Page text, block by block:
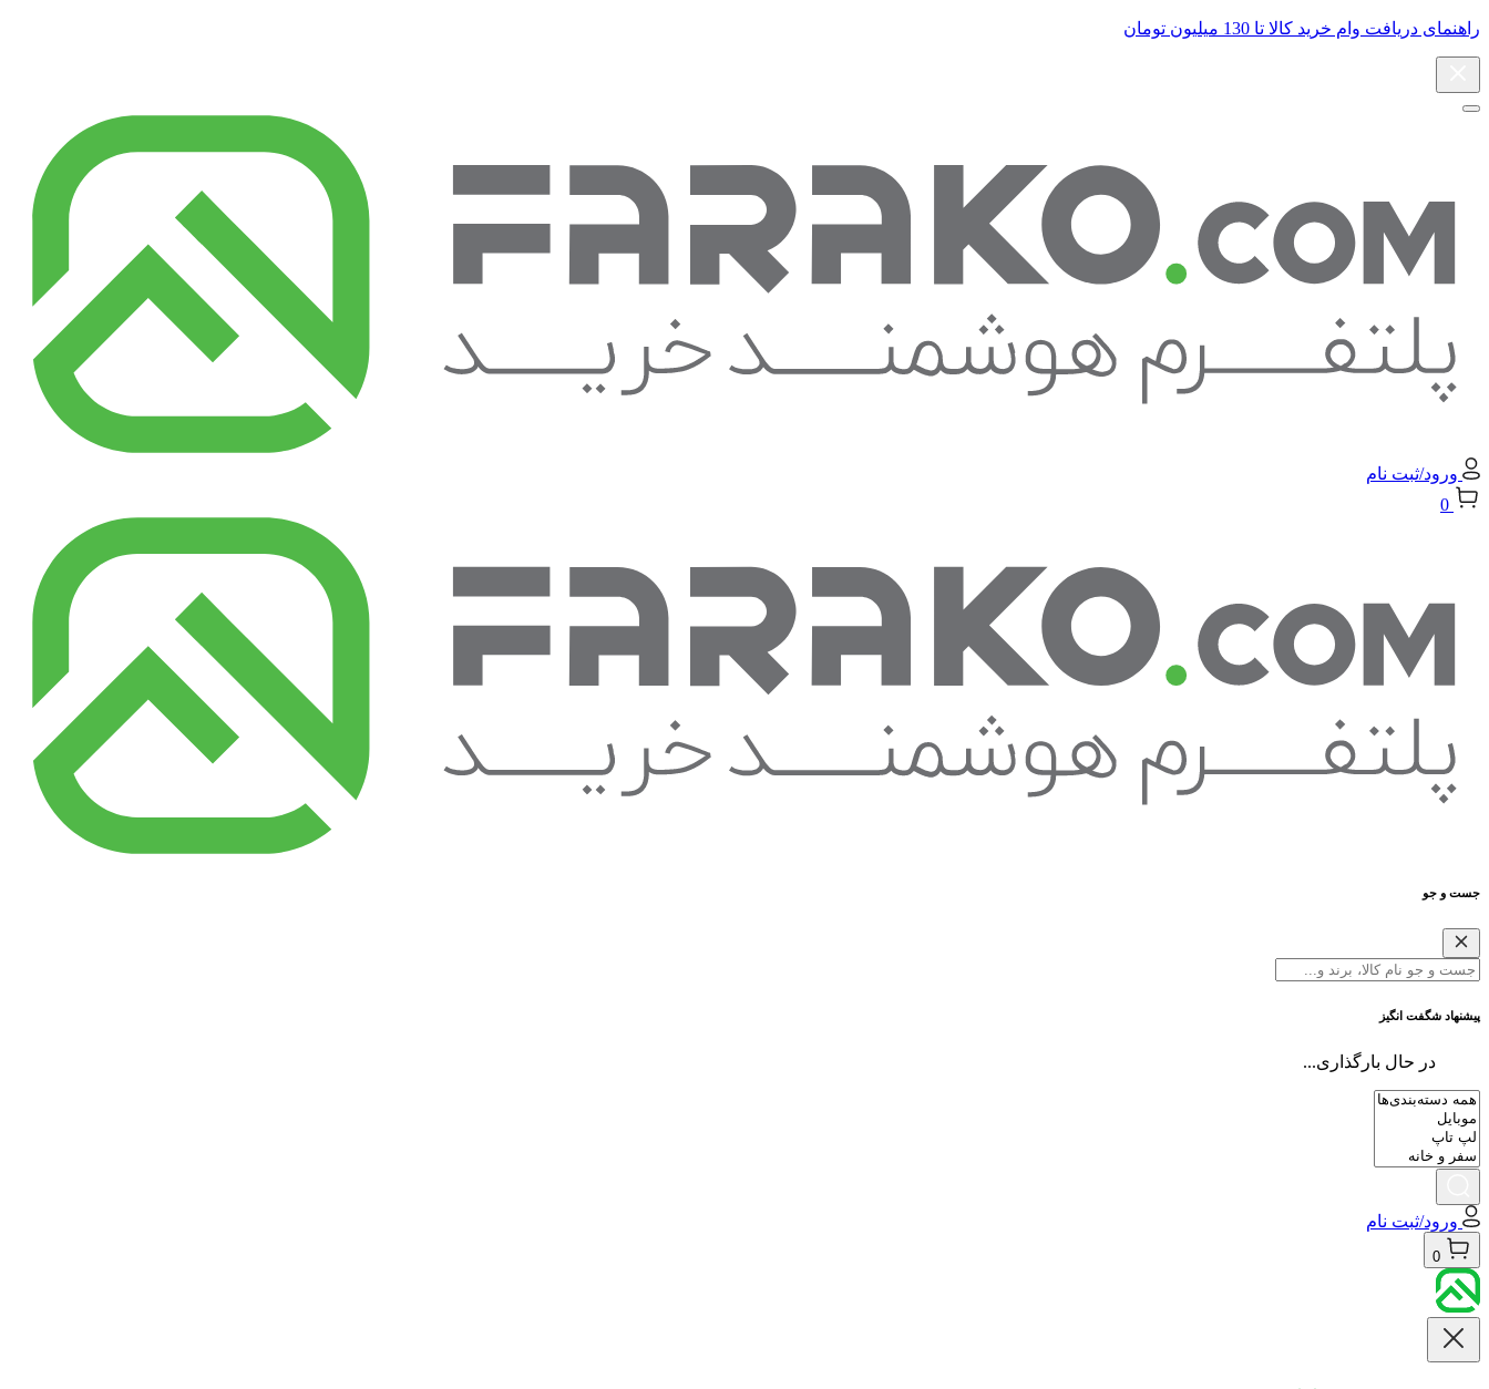
راهنمای دریافت وام خرید کالا تا 130 میلیون تومان
ورود/ثبت نام
0
جست و جو
پیشنهاد شگفت انگیز
در حال بارگذاری...
ورود/ثبت نام
0